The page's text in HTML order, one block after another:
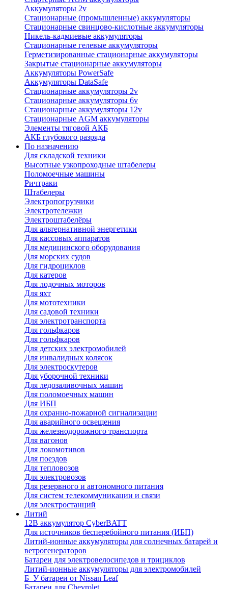
Аккумуляторы 2v
Стационарные (промышленные) аккумуляторы
Стационарные свинцово-кислотные аккумуляторы
Никель-кадмиевые аккумуляторы
Стационарные гелевые аккумуляторы
Герметизированные стационарные аккумуляторы
Закрытые стационарные аккумуляторы
Аккумуляторы PowerSafe
Аккумуляторы DataSafe
Стационарные аккумуляторы 2v
Стационарные аккумуляторы 6v
Стационарные аккумуляторы 12v
Стационарные AGM аккумуляторы
Элементы тяговой АКБ
АКБ глубокого разряда
По назначению
Для складской техники
Высотные узкопроходные штабелеры
Поломоечные машины
Ричтраки
Штабелеры
Электропогрузчики
Электротележки
Электроштабелёры
Для альтернативной энергетики
Для кассовых аппаратов
Для медицинского оборудования
Для морских судов
Для гидроциклов
Для катеров
Для лодочных моторов
Для яхт
Для мототехники
Для садовой техники
Для электротранспорта
Для гольфкаров
Для гольфкаров
Для детских электромобилей
Для инвалидных колясок
Для электроскутеров
Для уборочной техники
Для ледозаливочных машин
Для поломоечных машин
Для ИБП
Для охранно-пожарной сигнализации
Для аварийного освещения
Для железнодорожного транспорта
Для вагонов
Для локомотивов
Для поездов
Для тепловозов
Для электровозов
Для резервного и автономного питания
Для систем телекоммуникации и связи
Для электростанций
Литий
12В аккумулятор CyberBATT
Для источников бесперебойного питания (ИБП)
Литий-ионные аккумуляторы для солнечных батарей и
ветрогенераторов
Батареи для электровелосипедов и трициклов
Литий-ионные аккумуляторы для электромобилей
Б_У батареи от Nissan Leaf
Батареи для Chevrolet